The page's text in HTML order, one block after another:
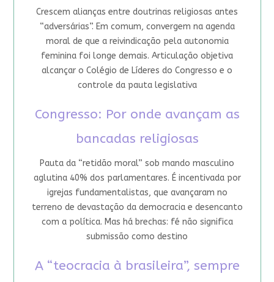
Crescem alianças entre doutrinas religiosas antes
“adversárias”. Em comum, convergem na agenda
moral de que a reivindicação pela autonomia
feminina foi longe demais. Articulação objetiva
alcançar o Colégio de Líderes do Congresso e o
controle da pauta legislativa
Congresso: Por onde avançam as
bancadas religiosas
Pauta da “retidão moral” sob mando masculino
aglutina 40% dos parlamentares. É incentivada por
igrejas fundamentalistas, que avançaram no
terreno de devastação da democracia e desencanto
com a política. Mas há brechas: fé não significa
submissão como destino
A “teocracia à brasileira”, sempre